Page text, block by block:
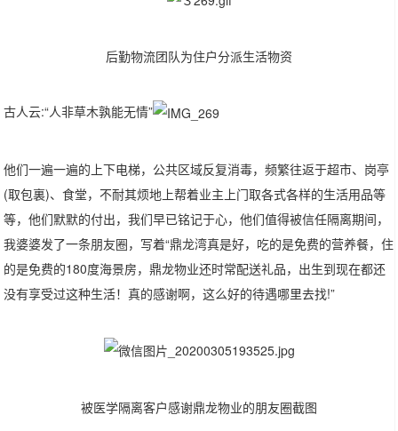
后勤物流团队为住户分派生活物资
古人云:“人非草木孰能无情”
他们一遍一遍的上下电梯，公共区域反复消毒，频繁往返于超市、岗亭
(取包裏)、食堂，不耐其烦地上帮着业主上门取各式各样的生活用品等
等，他们默默的付出，我们早已铭记于心，他们值得被信任隔离期间，
我婆婆发了一条朋友圈，写着“鼎龙湾真是好，吃的是免费的营养餐，住
的是免费的180度海景房，鼎龙物业还时常配送礼品，出生到现在都还
没有享受过这种生活！真的感谢啊，这么好的待遇哪里去找!”
被医学隔离客户感谢鼎龙物业的朋友圈截图